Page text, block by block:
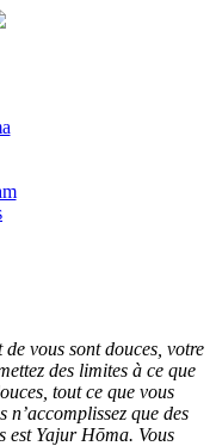
vous sont douces, votre
des limites à ce que
tout ce que vous
n’accomplissez que des
est Yajur Hōma. Vous